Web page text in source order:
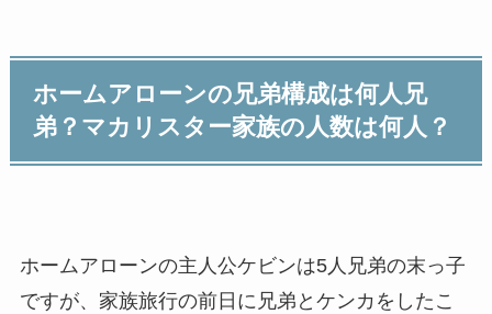
ホームアローンの兄弟構成は何人兄
弟？マカリスター家族の人数は何人？
ホームアローンの主人公ケビンは5人兄弟の末っ子
ですが、家族旅行の前日に兄弟とケンカをしたこ